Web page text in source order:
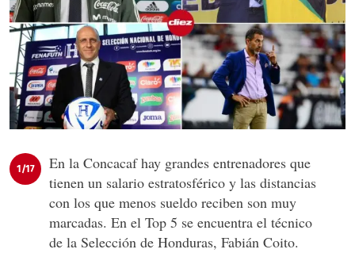
1/17
En la Concacaf hay grandes entrenadores que
tienen un salario estratosférico y las distancias
con los que menos sueldo reciben son muy
marcadas. En el Top 5 se encuentra el técnico
de la Selección de Honduras, Fabián Coito.